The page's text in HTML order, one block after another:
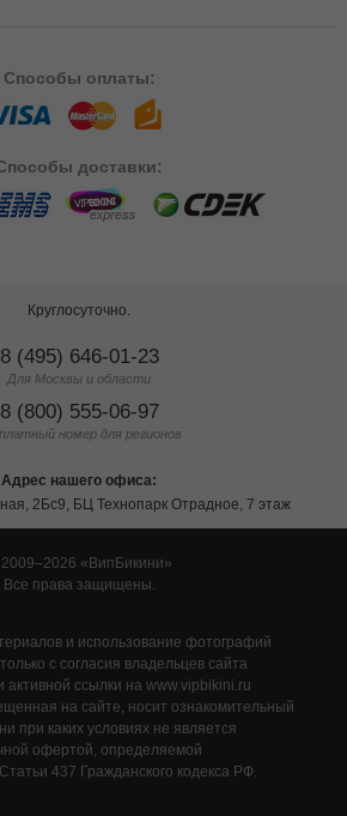
Способы оплаты:
доставки:
Круглосуточно.
8 (495) 646-01-23
Для Москвы и области
8 (800) 555-06-97
номер для регионов
Адрес нашего офиса:
2Бс9, БЦ Технопарк Отрадное, 7 этаж
ВипБикини
Все права защищены.
и использование фотографий
с согласия владельцев сайта
активной ссылки на www.vipbikini.ru
на сайте, носит ознакомительный
при каких условиях не является
офертой, определяемой
437 Гражданского кодекса РФ.